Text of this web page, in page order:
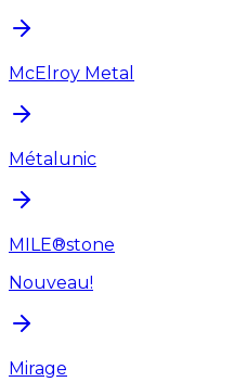
McElroy Metal
Métalunic
MILE®stone
Nouveau!
Mirage